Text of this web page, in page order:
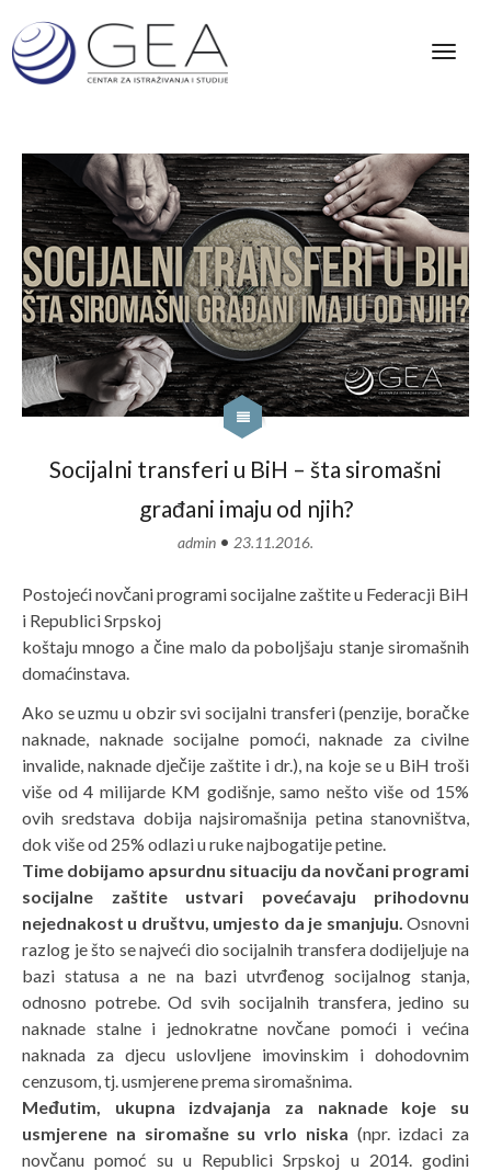
Socijalni transferi u BiH – šta siromašni
građani imaju od njih?
admin • 23.11.2016.
Postojeći novčani programi socijalne zaštite u Federacji BiH
i Republici Srpskoj
koštaju mnogo a čine malo da poboljšaju stanje siromašnih
domaćinstava.
Ako se uzmu u obzir svi socijalni transferi (penzije, boračke
naknade, naknade socijalne pomoći, naknade za civilne
invalide, naknade dječije zaštite i dr.), na koje se u BiH troši
više od 4 milijarde KM godišnje, samo nešto više od 15%
ovih sredstava dobija najsiromašnija petina stanovništva,
dok više od 25% odlazi u ruke najbogatije petine.
Time dobijamo apsurdnu situaciju da novčani programi
socijalne zaštite ustvari povećavaju prihodovnu
nejednakost u društvu, umjesto da je smanjuju. Osnovni
razlog je što se najveći dio socijalnih transfera dodijeljuje na
bazi statusa a ne na bazi utvrđenog socijalnog stanja,
odnosno potrebe. Od svih socijalnih transfera, jedino su
naknade stalne i jednokratne novčane pomoći i većina
naknada za djecu uslovljene imovinskim i dohodovnim
cenzusom, tj. usmjerene prema siromašnima.
Međutim, ukupna izdvajanja za naknade koje su
usmjerene na siromašne su vrlo niska (npr. izdaci za
novčanu pomoć su u Republici Srpskoj u 2014. godini